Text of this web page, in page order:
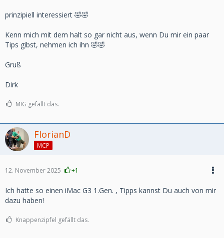
prinzipiell interessiert 🤣🤣
Kenn mich mit dem halt so gar nicht aus, wenn Du mir ein paar
Tips gibst, nehmen ich ihn 🤣🤣
Gruß
Dirk
MIG gefällt das.
FlorianD
MCP
12. November 2025 +1
Ich hatte so einen iMac G3 1.Gen. , Tipps kannst Du auch von mir
dazu haben!
Knappenzipfel gefällt das.